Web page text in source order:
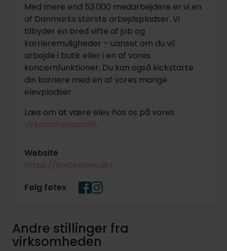
Med mere end 53.000 medarbejdere er vi en
af Danmarks største arbejdspladser. Vi
tilbyder en bred vifte af job og
karrieremuligheder – uanset om du vil
arbejde i butik eller i en af vores
koncernfunktioner. Du kan også kickstarte
din karriere med en af vores mange
elevpladser.
Læs om at være elev hos os på vores
virksomhedsprofil.
Website
https://foetexelev.dk/
Følg føtex
Andre stillinger fra
virksomheden